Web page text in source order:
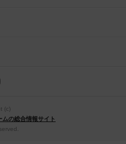
(c)
ムの総合情報サイト